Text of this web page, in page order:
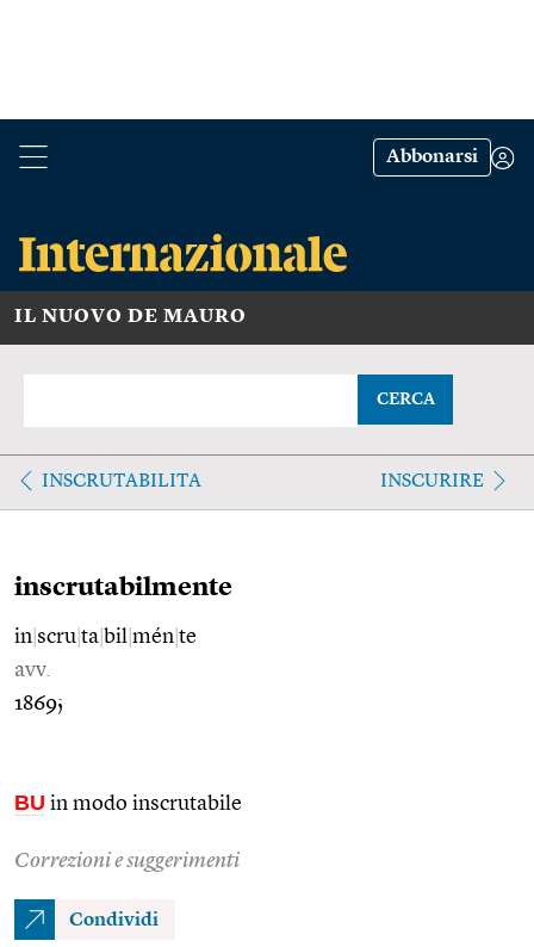
Abbonarsi
IL NUOVO DE MAURO
CERCA
INSCRUTABILITA INSCURIRE
inscrutabilmente
in scru ta bil mén te
avv.
1869;
BU in modo inscrutabile
Correzioni e suggerimenti
Condividi